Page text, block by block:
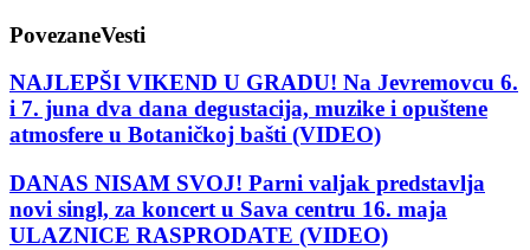
PovezaneVesti
NAJLEPŠI VIKEND U GRADU! Na Jevremovcu 6.
i 7. juna dva dana degustacija, muzike i opuštene
atmosfere u Botaničkoj bašti (VIDEO)
DANAS NISAM SVOJ! Parni valjak predstavlja
novi singl, za koncert u Sava centru 16. maja
ULAZNICE RASPRODATE (VIDEO)